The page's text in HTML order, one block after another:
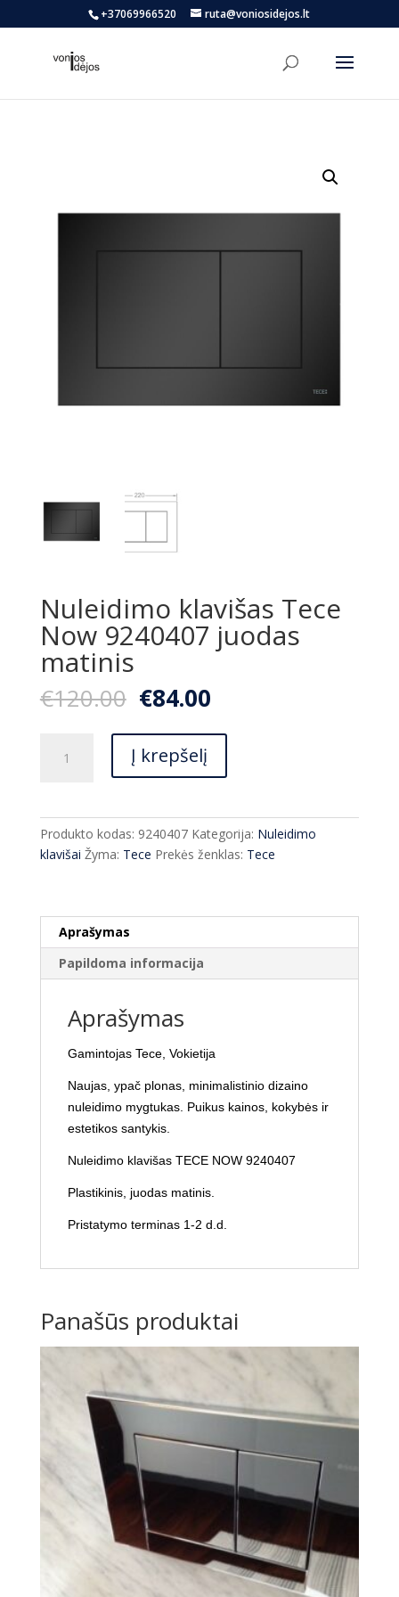
+37069966520 ruta@voniosidejos.lt
Nuleidimo klavišas Tece
Now 9240407 juodas
matinis
€120.00 Original
price
was:
€120.00.
€84.00Current
is:
kiekis:
Tece
Now
9240407
Į krepšelį
Produkto kodas: 9240407 Kategorija: Nuleidimo
klavišai Žyma: Tece Prekės ženklas: Tece
Aprašymas
Papildoma informacija
Aprašymas
Gamintojas Tece, Vokietija
Naujas, ypač plonas, minimalistinio dizaino
nuleidimo mygtukas. Puikus kainos, kokybės ir
estetikos santykis.
Nuleidimo klavišas TECE NOW 9240407
Plastikinis, juodas matinis.
Pristatymo terminas 1-2 d.d.
Panašūs produktai